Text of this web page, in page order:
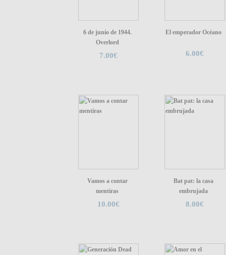
6 de junio de 1944.
Overlord
7.00€
El emperador Océano
6.00€
Vamos a contar
mentiras
10.00€
Bat pat: la casa
embrujada
8.00€